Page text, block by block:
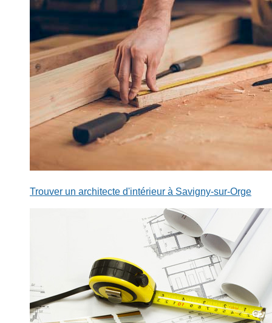
Trouver un architecte d'intérieur à Savigny-sur-Orge